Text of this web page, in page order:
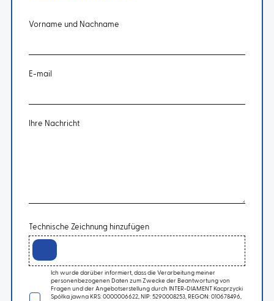
Vorname und Nachname
E-mail
Ihre Nachricht
Technische Zeichnung hinzufügen
Ich wurde darüber informiert, dass die Verarbeitung meiner
personenbezogenen Daten zum Zwecke der Beantwortung von
Fragen und der Angebotserstellung durch INTER-DIAMENT Kacprzycki
Spółka jawna KRS: 0000006622, NIP: 5290008253, REGON: 010678496,